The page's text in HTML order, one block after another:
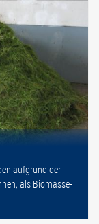
aufgrund der
als Biomasse-